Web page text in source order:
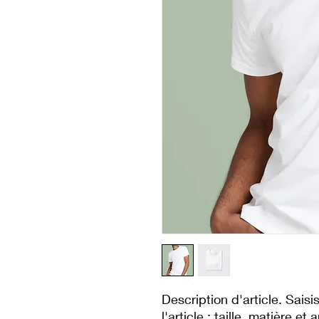
Description d'article.